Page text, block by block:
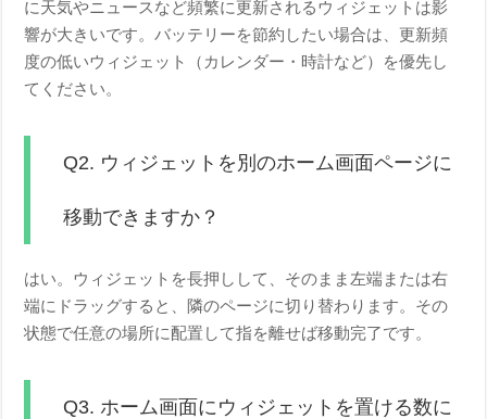
に天気やニュースなど頻繁に更新されるウィジェットは影
響が大きいです。バッテリーを節約したい場合は、更新頻
度の低いウィジェット（カレンダー・時計など）を優先し
てください。
Q2. ウィジェットを別のホーム画面ページに
移動できますか？
はい。ウィジェットを長押しして、そのまま左端または右
端にドラッグすると、隣のページに切り替わります。その
状態で任意の場所に配置して指を離せば移動完了です。
Q3. ホーム画面にウィジェットを置ける数に